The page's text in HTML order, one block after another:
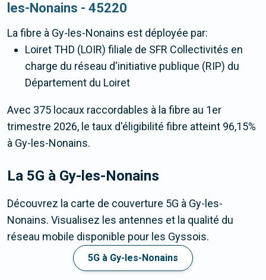
les-Nonains - 45220
La fibre à Gy-les-Nonains est déployée par:
Loiret THD (LOIR) filiale de SFR Collectivités en
charge du réseau d'initiative publique (RIP) du
Département du Loiret
Avec 375 locaux raccordables à la fibre au 1er
trimestre 2026, le taux d'éligibilité fibre atteint 96,15%
à Gy-les-Nonains.
La 5G à Gy-les-Nonains
Découvrez la carte de couverture 5G à Gy-les-
Nonains. Visualisez les antennes et la qualité du
réseau mobile disponible pour les Gyssois.
5G à Gy-les-Nonains